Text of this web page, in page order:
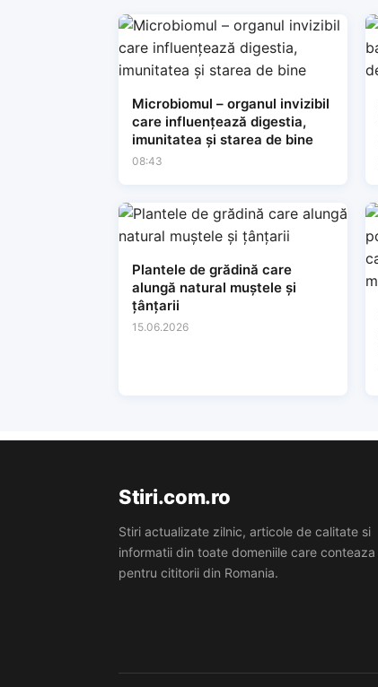
Microbiomul – organul invizibil
care influențează digestia,
imunitatea și starea de bine
08:43
Plantele de grădină care
alungă natural muștele și
țânțarii
15.06.2026
Stiri.com.ro
Stiri actualizate zilnic, articole de calitate si
informatii din toate domeniile care conteaza
pentru cititorii din Romania.